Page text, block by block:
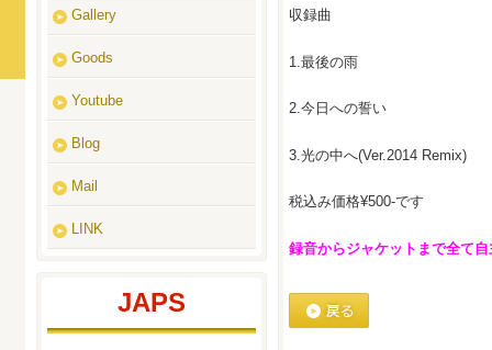
収録曲
1.最後の雨
2.今日への誓い
3.光の中へ(Ver.2014 Remix)
税込み価格¥500-です
録音からジャケットまで全て
Gallery
Goods
Youtube
Blog
Mail
LINK
JAPS